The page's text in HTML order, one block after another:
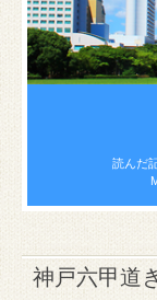
読んだ
神戸六甲道